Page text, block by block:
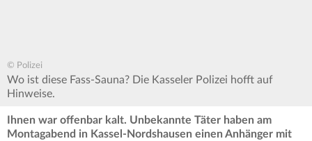
© Polizei
Wo ist diese Fass-Sauna? Die Kasseler Polizei hofft auf
Hinweise.
Ihnen war offenbar kalt. Unbekannte Täter haben am
Montagabend in Kassel-Nordshausen einen Anhänger mit